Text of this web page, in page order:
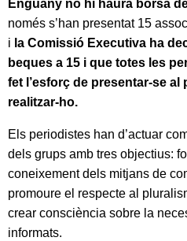
Enguany no hi haurà borsa
només s’han presentat 15
i la Comissió Executiva ha
beques a 15 i que totes les
fet l’esforç de presentar-se al
realitzar-ho.
Els periodistes han d’actuar
dels grups amb tres objectius:
coneixement dels mitjans de
promoure el respecte al
crear consciència sobre la
informats.